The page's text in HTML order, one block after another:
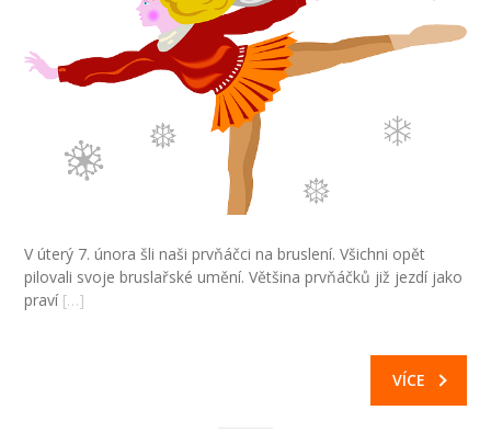
V úterý 7. února šli naši prvňáčci na bruslení. Všichni opět
pilovali svoje bruslařské umění. Většina prvňáčků již jezdí jako
praví […]
VÍCE